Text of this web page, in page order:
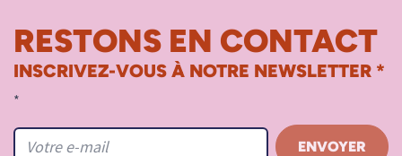
RESTONS EN CONTACT
INSCRIVEZ-VOUS À NOTRE NEWSLETTER *
*